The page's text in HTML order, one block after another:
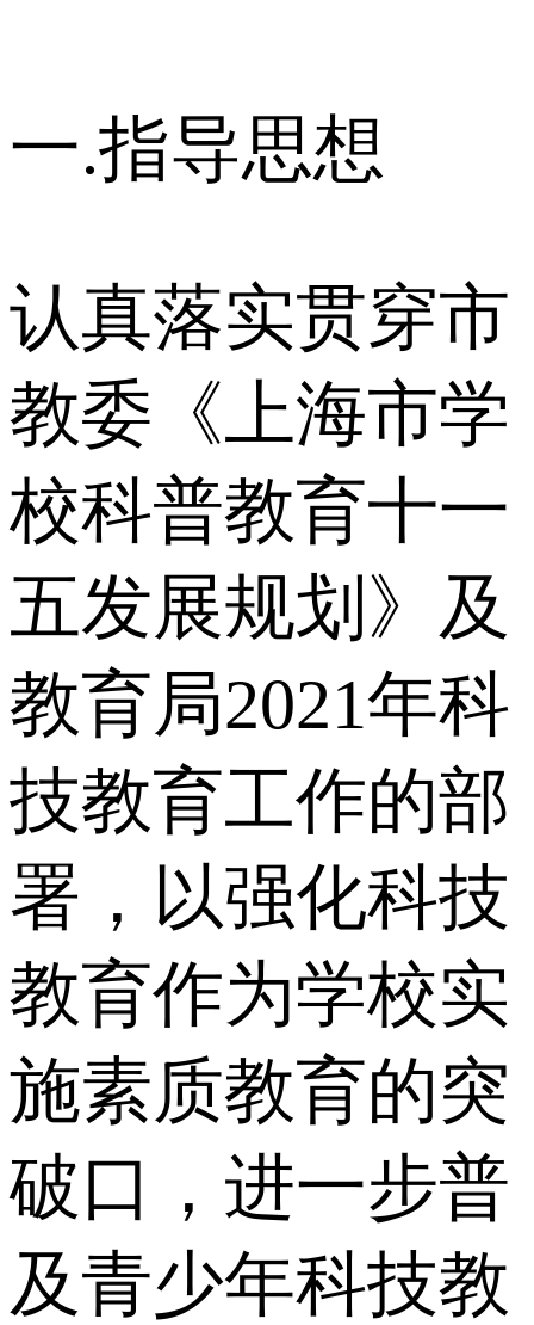
一.指导思想
认真落实贯穿市
教委《上海市学
校科普教育十一
五发展规划》及
教育局2021年科
技教育工作的部
署，以强化科技
教育作为学校实
施素质教育的突
破口，进一步普
及青少年科技教